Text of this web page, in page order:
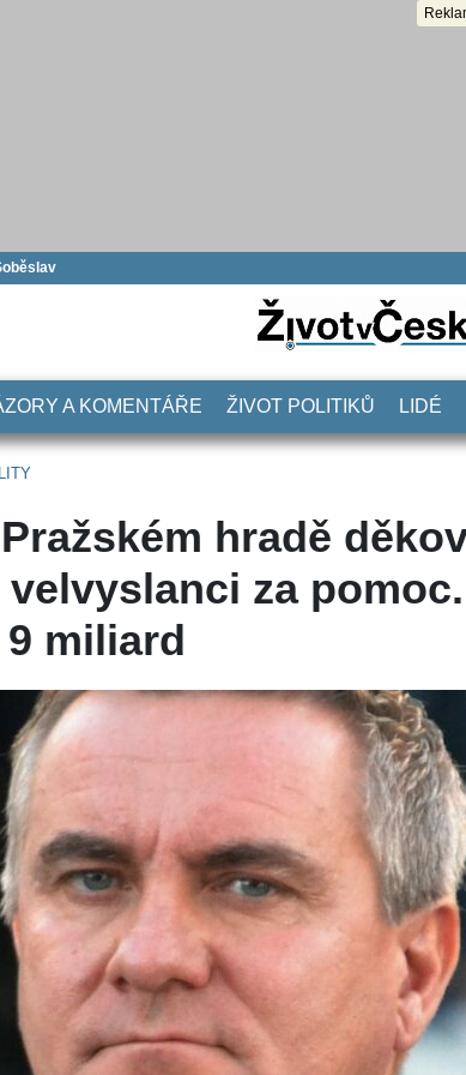
A KOMENTÁŘE ŽIVOT POLITIKŮ LIDÉ
hradě
za
miliard